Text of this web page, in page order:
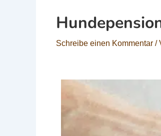
Schreibe einen Kommentar /